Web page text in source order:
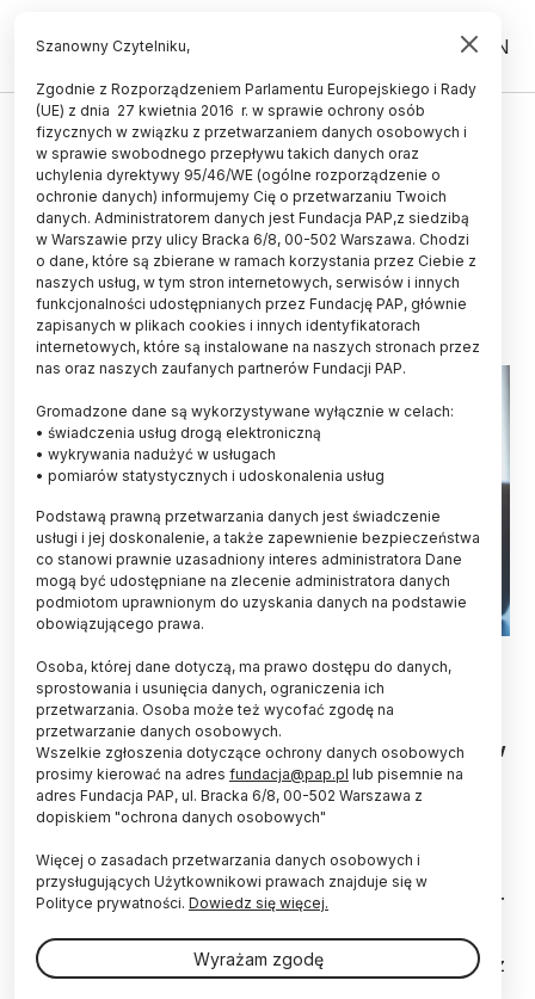
PL EN
ZDROWIE
Badanie IMID: w czasie pandemii
niemal trzy czwarte nastolatków
boi się o zdrowie bliskich
22.05.2020
aktualizacja: 22.05.2020
3 minuty czytania
Tylko jedna czwarta polskich nastolatków boi się,
że zakazi się koronawirusem, ale niemal trzy
czwarte (70 proc.) obawia się o zdrowie bliskich w
czasie pandemii – wynika z badania „Młodzież i
COVID-19”, przeprowadzonego przez Instytut
Matki i Dziecka.
Badanie ankietowe przeprowadzili w kwietniu 2020 r.
specjaliści z Zakładu Zdrowia Dzieci i Młodzieży
Instytutu Matki i Dziecka pod przewodnictwem dr n.
społ. Anny Dzielskiej. Objęto nim 2408 nastolatków z
Szanowny Czytelniku,
Zgodnie z Rozporządzeniem Parlamentu Europejskiego i Rady
(UE) z dnia 27 kwietnia 2016 r. w sprawie ochrony osób
fizycznych w związku z przetwarzaniem danych osobowych i
w sprawie swobodnego przepływu takich danych oraz
uchylenia dyrektywy 95/46/WE (ogólne rozporządzenie o
ochronie danych) informujemy Cię o przetwarzaniu Twoich
danych. Administratorem danych jest Fundacja PAP,z siedzibą
w Warszawie przy ulicy Bracka 6/8, 00-502 Warszawa. Chodzi
o dane, które są zbierane w ramach korzystania przez Ciebie z
naszych usług, w tym stron internetowych, serwisów i innych
funkcjonalności udostępnianych przez Fundację PAP, głównie
zapisanych w plikach cookies i innych identyfikatorach
internetowych, które są instalowane na naszych stronach przez
nas oraz naszych zaufanych partnerów Fundacji PAP.
Gromadzone dane są wykorzystywane wyłącznie w celach:
• świadczenia usług drogą elektroniczną
• wykrywania nadużyć w usługach
• pomiarów statystycznych i udoskonalenia usług
Podstawą prawną przetwarzania danych jest świadczenie
usługi i jej doskonalenie, a także zapewnienie bezpieczeństwa
co stanowi prawnie uzasadniony interes administratora Dane
mogą być udostępniane na zlecenie administratora danych
podmiotom uprawnionym do uzyskania danych na podstawie
obowiązującego prawa.
Osoba, której dane dotyczą, ma prawo dostępu do danych,
sprostowania i usunięcia danych, ograniczenia ich
przetwarzania. Osoba może też wycofać zgodę na
przetwarzanie danych osobowych.
Wszelkie zgłoszenia dotyczące ochrony danych osobowych
prosimy kierować na adres fundacja@pap.pl lub pisemnie na
adres Fundacja PAP, ul. Bracka 6/8, 00-502 Warszawa z
dopiskiem "ochrona danych osobowych"
Więcej o zasadach przetwarzania danych osobowych i
przysługujących Użytkownikowi prawach znajduje się w
Polityce prywatności. Dowiedz się więcej.
Wyrażam zgodę